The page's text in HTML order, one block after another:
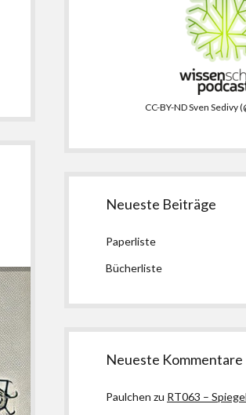
CC-BY-ND Sven Sedivy
Neueste Beiträge
Paperliste
Bücherliste
Neueste Kommentare
Paulchen zu RT063 –